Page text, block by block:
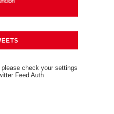
check your settings
Feed Auth